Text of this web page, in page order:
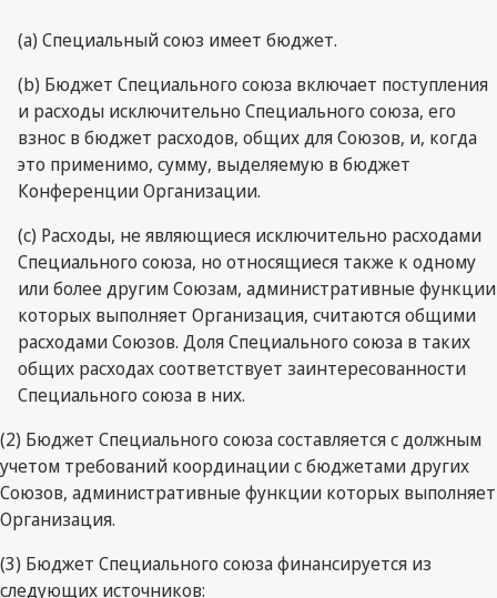
(a) Специальный союз имеет бюджет.
(b) Бюджет Специального союза включает поступления
и расходы исключительно Специального союза, его
взнос в бюджет расходов, общих для Союзов, и, когда
это применимо, сумму, выделяемую в бюджет
Конференции Организации.
(c) Расходы, не являющиеся исключительно расходами
Специального союза, но относящиеся также к одному
или более другим Союзам, административные функции
которых выполняет Организация, считаются общими
расходами Союзов. Доля Специального союза в таких
общих расходах соответствует заинтересованности
Специального союза в них.
(2) Бюджет Специального союза составляется с должным
учетом требований координации с бюджетами других
Союзов, административные функции которых выполняет
Организация.
(3) Бюджет Специального союза финансируется из
следующих источников: